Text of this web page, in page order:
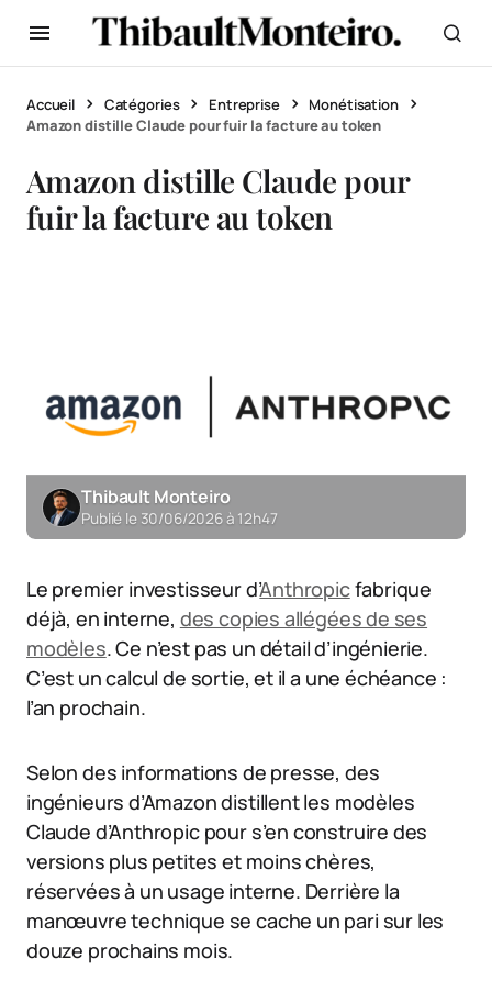
Accueil Catégories Entreprise
Monétisation
Amazon distille Claude pour fuir la facture au token
Amazon distille Claude pour
fuir la facture au token
Thibault Monteiro
Publié le 30/06/2026 à 12h47
Le premier investisseur d’Anthropicfabrique
déjà, en interne, des copies allégées de ses
modèles. Ce n’est pas un détail d’ingénierie.
C’est un calcul de sortie, et il a une échéance :
l’an prochain.
Selon des informations de presse, des
ingénieurs d’Amazon distillent les modèles
Claude d’Anthropic pour s’en construire des
versions plus petites et moins chères,
réservées à un usage interne. Derrière la
manœuvre technique se cache un pari sur les
douze prochains mois.